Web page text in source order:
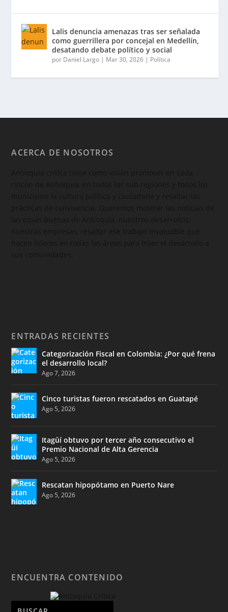
Lalis denuncia amenazas tras ser señalada
como guerrillera por concejal en Medellín,
desatando debate político y social
por Daniel Largo | Mar 30, 2026 | Política
ACERCA DE NOSOTROS
ENTRADAS RECIENTES
Categorización Fiscal en Colombia: ¿Por qué frena
el desarrollo local?
Ago 7, 2026
Cinco turistas fueron rescatados en Guatapé
Ago 5, 2026
Itagüí obtuvo por tercer año consecutivo el
Premio Nacional de Alta Gerencia
Ago 5, 2026
Rescatan hipopótamo en Puerto Nare
Ago 5, 2026
ENCUENTRA CONTENIDO